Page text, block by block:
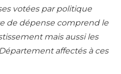
votées par politique
de dépense comprend le
mais aussi les
affectés à ces